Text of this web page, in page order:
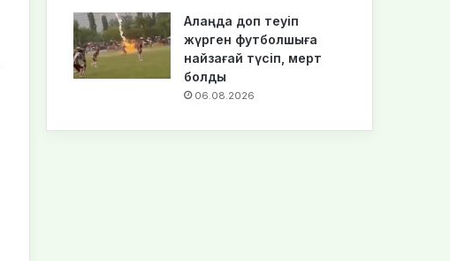
Алаңда доп теуіп
жүрген футболшыға
найзағай түсіп, мерт
болды
06.08.2026